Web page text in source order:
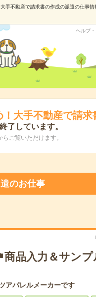
手不動産で請求書の作成の派遣の仕事
ヘルプ
大手不動産で請求
了しています。
ご覧いただけます。
のお仕事
品入力＆サンプ
アパレルメーカーです